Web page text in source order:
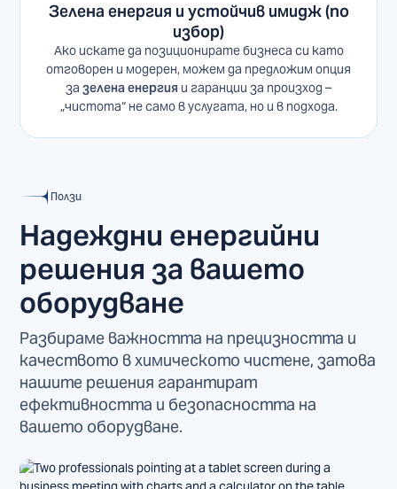
Зелена енергия и устойчив имидж (по
избор)
Ако искате да позиционирате бизнеса си като
отговорен и модерен, можем да предложим опция
за зелена енергия и гаранции за произход –
„чистота“ не само в услугата, но и в подхода.
Ползи
Надеждни енергийни
решения за вашето
оборудване
Разбираме важността на прецизността и
качеството в химическото чистене, затова
нашите решения гарантират
ефективността и безопасността на
вашето оборудване.